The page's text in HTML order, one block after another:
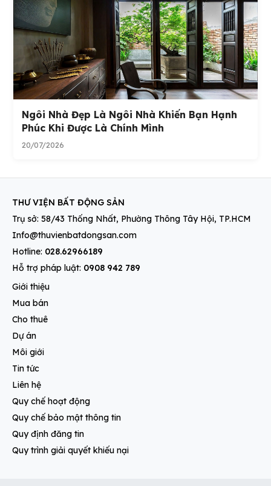
Ngôi Nhà Đẹp Là Ngôi Nhà Khiến Bạn Hạnh
Phúc Khi Được Là Chính Mình
20/07/2026
THƯ VIỆN BẤT ĐỘNG SẢN
Trụ sở: 58/43 Thống Nhất, Phường Thông Tây Hội, TP.HCM
Info@thuvienbatdongsan.com
Hotline: 028.62966189
Hỗ trợ pháp luật: 0908 942 789
Giới thiệu
Mua bán
Cho thuê
Dự án
Môi giới
Tin tức
Liên hệ
Quy chế hoạt động
Quy chế bảo mật thông tin
Quy định đăng tin
Quy trình giải quyết khiếu nại